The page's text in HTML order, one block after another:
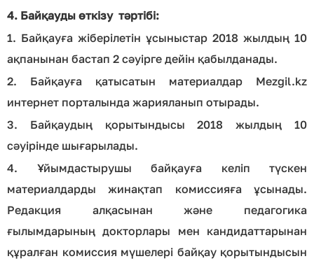
4. Байқауды өткізу тәртібі:
1. Байқауға жіберілетін ұсыныстар 2018 жылдың 10
ақпанынан бастап 2 сәуірге дейін қабылданады.
2. Байқауға қатысатын материалдар Mezgil.kz
интернет порталында жарияланып отырады.
3. Байқаудың қорытындысы 2018 жылдың 10
сәуірінде шығарылады.
4. Ұйымдастырушы байқауға келіп түскен
материалдарды жинақтап комиссияға ұсынады.
Редакция алқасынан және педагогика
ғылымдарының докторлары мен кандидаттарынан
құралған комиссия мүшелері байқау қорытындысын